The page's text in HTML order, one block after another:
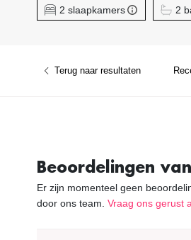
2 slaapkamers 2
Terug naar resultaten
Beoordelingen
Er zijn momenteel geen
door ons team. Vraag ons gerust